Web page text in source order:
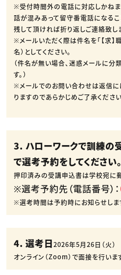
※受付時間外の電話に対応しかねま
話が混みあって留守番電話になるこ
残して頂ければ折り返しご連絡致し
※メールいただく際は件名を「【求
名）としてください。
（件名が無い場合、迷惑メールに分
す。）
※メールでのお問い合わせは返信
りますのであらかじめご了承ください
3. ハローワークで訓練の
で選考予約をしてください。
押印済みの受講申込書は学校宛に郵
※選考予約先（電話番号）：
※選考時間は予約時にお知らせしま
4. 選考日2026年5月26日（火）
オンライン（Zoom）で面接を行いま